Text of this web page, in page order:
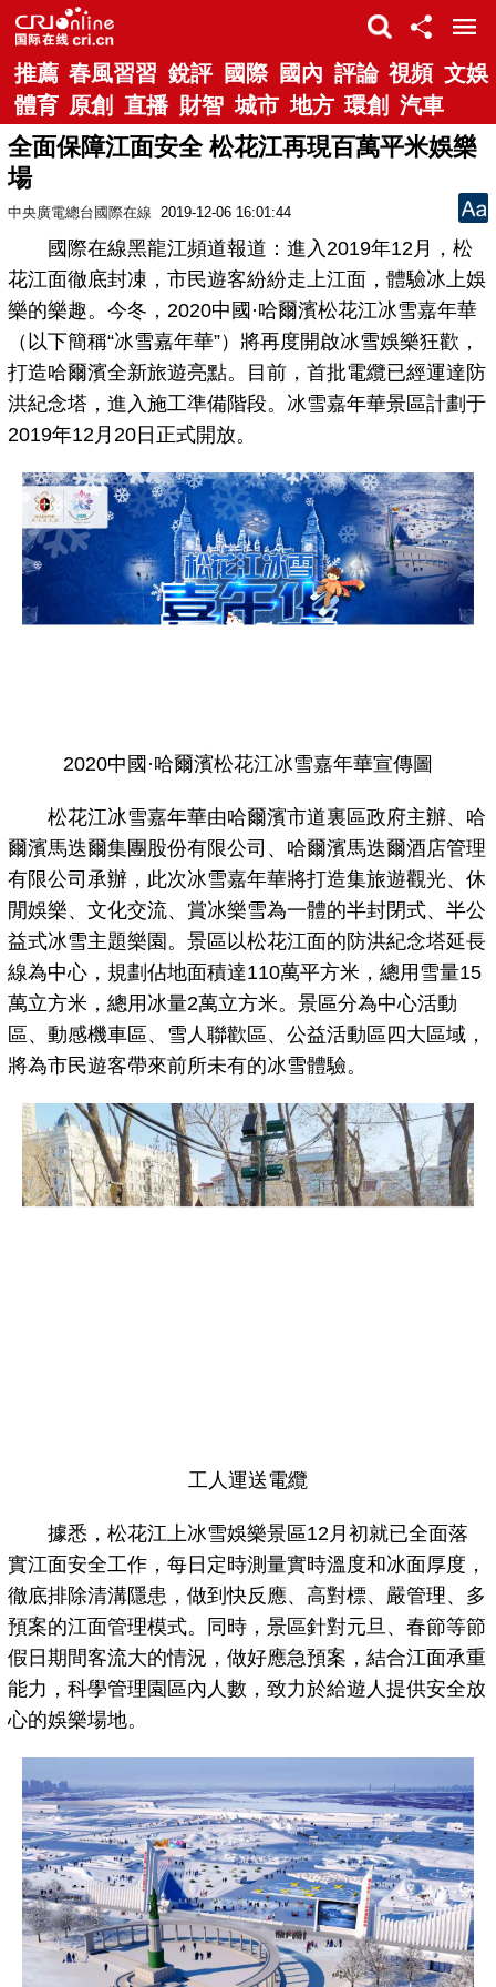
推薦 春風習習 銳評 國際 國內 評論 視頻 文娛
體育 原創 直播 財智 城市 地方 環創 汽車
全面保障江面安全 松花江再現百萬平米娛樂
場
中央廣電總台國際在線 2019-12-06 16:01:44
國際在線黑龍江頻道報道：進入2019年12月，松
花江面徹底封凍，市民遊客紛紛走上江面，體驗冰上娛
樂的樂趣。今冬，2020中國·哈爾濱松花江冰雪嘉年華
（以下簡稱“冰雪嘉年華”）將再度開啟冰雪娛樂狂歡，
打造哈爾濱全新旅遊亮點。目前，首批電纜已經運達防
洪紀念塔，進入施工準備階段。冰雪嘉年華景區計劃于
2019年12月20日正式開放。
2020中國·哈爾濱松花江冰雪嘉年華宣傳圖
松花江冰雪嘉年華由哈爾濱市道裏區政府主辦、哈
爾濱馬迭爾集團股份有限公司、哈爾濱馬迭爾酒店管理
有限公司承辦，此次冰雪嘉年華將打造集旅遊觀光、休
閒娛樂、文化交流、賞冰樂雪為一體的半封閉式、半公
益式冰雪主題樂園。景區以松花江面的防洪紀念塔延長
線為中心，規劃佔地面積達110萬平方米，總用雪量15
萬立方米，總用冰量2萬立方米。景區分為中心活動
區、動感機車區、雪人聯歡區、公益活動區四大區域，
將為市民遊客帶來前所未有的冰雪體驗。
工人運送電纜
據悉，松花江上冰雪娛樂景區12月初就已全面落
實江面安全工作，每日定時測量實時溫度和冰面厚度，
徹底排除清溝隱患，做到快反應、高對標、嚴管理、多
預案的江面管理模式。同時，景區針對元旦、春節等節
假日期間客流大的情況，做好應急預案，結合江面承重
能力，科學管理園區內人數，致力於給遊人提供安全放
心的娛樂場地。